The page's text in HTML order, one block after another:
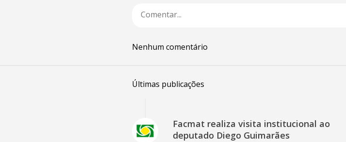
Nenhum comentário
Últimas publicações
Facmat realiza visita institucional ao
deputado Diego Guimarães